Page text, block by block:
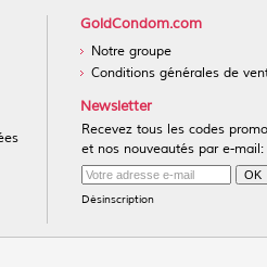
GoldCondom.com
Notre groupe
Conditions générales de
Newsletter
Recevez tous les codes
et nos nouveautés par e-mail:
Désinscription